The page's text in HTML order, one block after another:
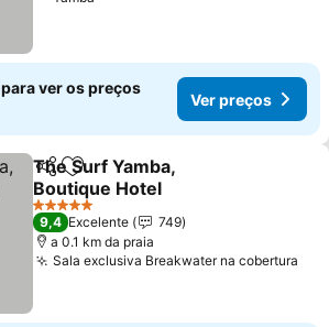
ver os preços
Ver preços
PartilharAdicionar aos favoritos
The Surf Yamba,
Boutique Hotel
Ver preços
5 Estrelas
9,4 Excelente
749
a 0.1 km da praia
Sala exclusiva Breakwater na cobertura